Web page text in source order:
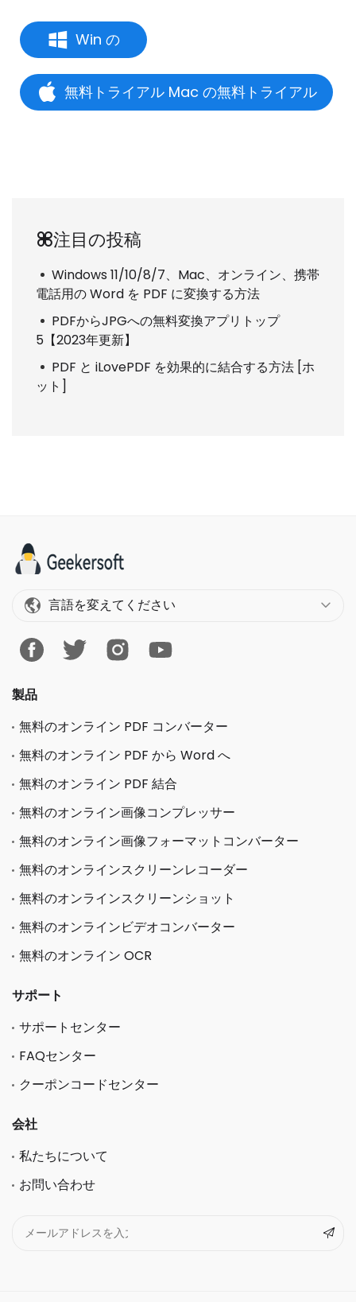
Win の
無料トライアル Mac の無料トライアル
注目の投稿
Windows 11/10/8/7、Mac、オンライン、携帯
電話用の Word を PDF に変換する方法
PDFからJPGへの無料変換アプリトップ
5【2023年更新】
PDF と iLovePDF を効果的に結合する方法 [ホ
ット]
言語を変えてください
製品
無料のオンライン PDF コンバーター
無料のオンライン PDF から Word へ
無料のオンライン PDF 結合
無料のオンライン画像コンプレッサー
無料のオンライン画像フォーマットコンバーター
無料のオンラインスクリーンレコーダー
無料のオンラインスクリーンショット
無料のオンラインビデオコンバーター
無料のオンライン OCR
サポート
サポートセンター
FAQセンター
クーポンコードセンター
会社
私たちについて
お問い合わせ